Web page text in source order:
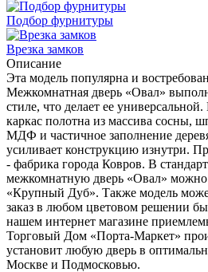
Подбор фурнитуры
Врезка замков
Описание
Эта модель популярна и
Межкомнатная дверь «Овал»
стиле, что делает ее
каркас полотна из массива сосны,
МДФ и частичное заполнение
усиливает конструкцию изнутри.
- фабрика города Ковров. В
межкомнатную дверь «Овал» можно
«Крупный Дуб». Также модель
заказ в любом цветовом решении
нашем интернет магазине
Торговый Дом «Порта-Маркет»
установит любую дверь в
Москве и Подмосковью.